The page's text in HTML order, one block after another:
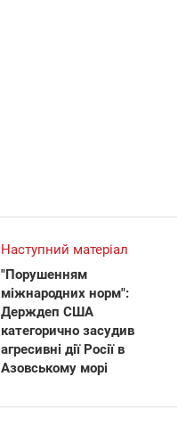
Наступний матеріал
"Порушенням
міжнародних норм":
Держдеп США
категорично засудив
агресивні дії Росії в
Азовському морі